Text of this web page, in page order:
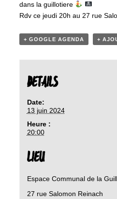
dans la guillotiere
Rdv ce jeudi 20h au 27 rue
+ GOOGLE AGENDA +
DETAILS
Date:
13 juin 2024
Heure :
20:00
LIEU
Espace Communal de la
27 rue Salomon Reinach